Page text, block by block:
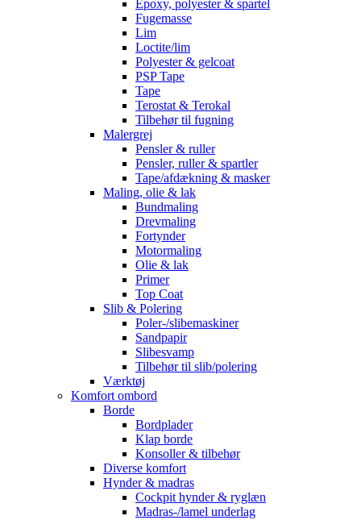
Epoxy, polyester & spartel
Fugemasse
Lim
Loctite/lim
Polyester & gelcoat
PSP Tape
Tape
Terostat & Terokal
Tilbehør til fugning
Malergrej
Pensler & ruller
Pensler, ruller & spartler
Tape/afdækning & masker
Maling, olie & lak
Bundmaling
Drevmaling
Fortynder
Motormaling
Olie & lak
Primer
Top Coat
Slib & Polering
Poler-/slibemaskiner
Sandpapir
Slibesvamp
Tilbehør til slib/polering
Værktøj
Komfort ombord
Borde
Bordplader
Klap borde
Konsoller & tilbehør
Diverse komfort
Hynder & madras
Cockpit hynder & ryglæn
Madras-/lamel underlag